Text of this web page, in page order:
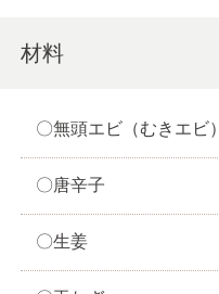
材料
〇無頭エビ（むきエビ）
〇唐辛子
〇生姜